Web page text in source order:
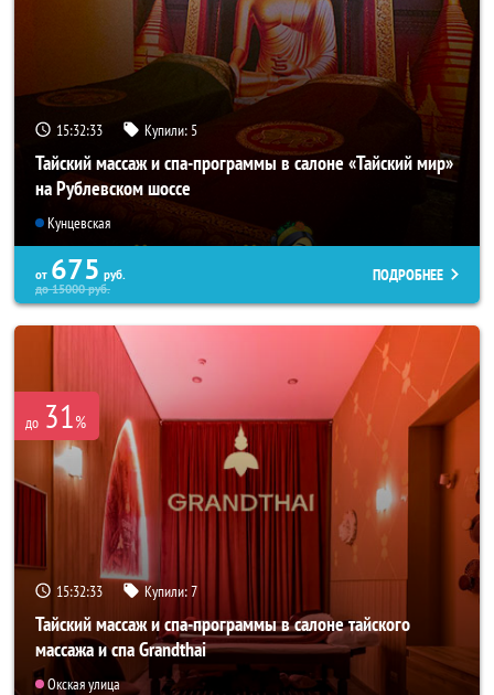
15:32:31 Купили: 5
Тайский массаж и спа-программы в салоне «Тайский мир»
на Рублевском шоссе
Кунцевская
от 675 руб.
до15000руб.
ПОДРОБНЕЕ
до 31%
15:32:31 Купили:7
Тайский массаж и спа-программы в салоне тайского
массажа и спа Grandthai
Окская улица